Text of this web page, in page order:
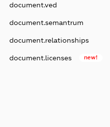
document.ved
document.semantrum
document.relationships
document.licenses new!